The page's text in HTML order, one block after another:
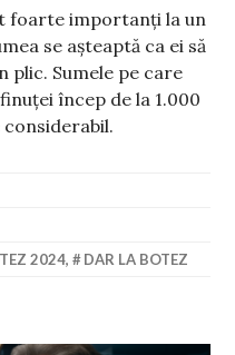
foarte importanți la un
se așteaptă ca ei să
plic. Sumele pe care
încep de la 1.000
2024, DAR LA BOTEZ